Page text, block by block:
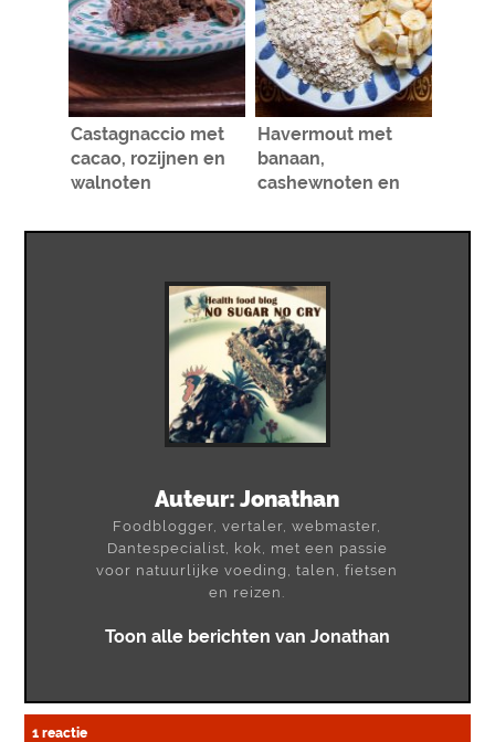
Castagnaccio met
cacao, rozijnen en
walnoten
Havermout met
banaan,
cashewnoten en
Auteur: Jonathan
Foodblogger, vertaler, webmaster,
Dantespecialist, kok, met een passie
voor natuurlijke voeding, talen, fietsen
en reizen.
Toon alle berichten van Jonathan
1 reactie